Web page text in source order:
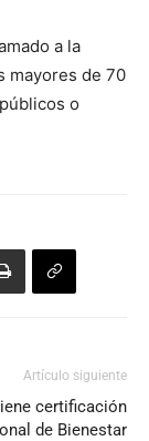
a la
mayores de 70
o
Artículo siguiente
certificación
de Bienestar